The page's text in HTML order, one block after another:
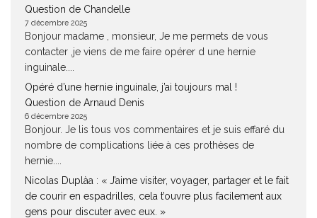
Question de Chandelle
7 décembre 2025
Bonjour madame , monsieur, Je me permets de vous
contacter ,je viens de me faire opérer d une hernie
inguinale....
Opéré d’une hernie inguinale, j’ai toujours mal !
Question de Arnaud Denis
6 décembre 2025
Bonjour. Je lis tous vos commentaires et je suis effaré du
nombre de complications liée à ces prothèses de
hernie....
Nicolas Duplàa : « J’aime visiter, voyager, partager et le fait
de courir en espadrilles, cela t’ouvre plus facilement aux
gens pour discuter avec eux. »